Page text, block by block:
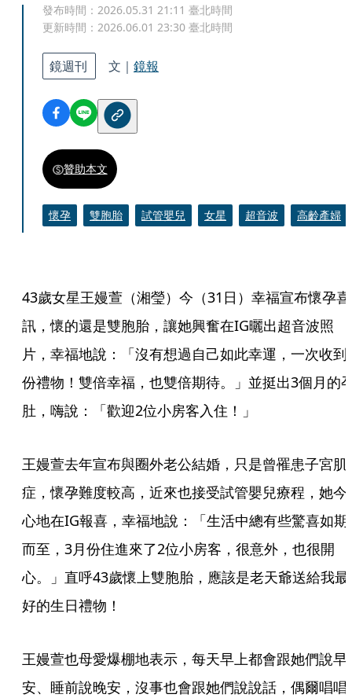
發布時間： 2026.05.31 21:11 臺北時間
更新時間： 2026.06.01 23:30 臺北時間
鏡週刊 文｜ 鏡報
贊助本文
懷孕 雙胞胎 試管嬰兒 女星 超音波 高齡產婦
43歲女星王嫚萱（湘瑩）今（31日）幸福宣布懷孕喜
訊，懷的還是雙胞胎，讓她興奮在IG曬出超音波照
片，幸福地說：「沒有想過自己如此幸運，一次收到
份禮物！雙倍幸福，也雙倍期待。」並挺出3個月的
肚，嗨說：「歡迎2位小房客入住！」
王嫚萱去年宣布與圈外老公結婚，只是曾罹患子宮肌
症，懷孕難度較高，近來也接受試管嬰兒療程，她今
心地在IG報喜，幸福地說：「生活中總有些驚喜如期
而至，3月份住進來了2位小房客，很意外，也很開
心。」直呼43歲懷上雙胞胎，應該是老天爺送給我最
好的生日禮物！
王嫚萱也母愛爆棚地表示，每天早上都會跟她們說早
安、睡前說晚安，沒事也會跟她們說說話，偶爾唱唱